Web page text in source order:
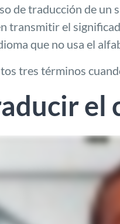
de traducción de un
transmitir el
que no usa el
tres términos
el